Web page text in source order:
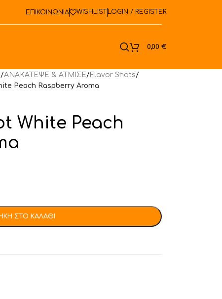
ΕΠΙΚΟΙΝΩΝΙΑ WISHLIST LOGIN / REGISTER
0,00 €
/ΑΝΑΚΑΤΕΨΕ & ΑΤΜΙΣΕ/Flavor Shots/
Peach Raspberry Aroma
White Peach
ΣΤΟ ΚΑΛΆΘΙ